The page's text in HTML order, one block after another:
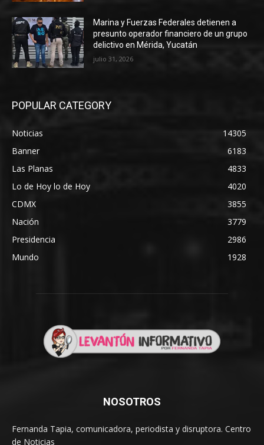
Marina y Fuerzas Federales detienen a
presunto operador financiero de un grupo
delictivo en Mérida, Yucatán
julio 31, 2026
POPULAR CATEGORY
Noticias
14305
Banner
6183
Las Planas
4833
Lo de Hoy lo de Hoy
4020
CDMX
3855
Nación
3779
Presidencia
2986
Mundo
1928
NOSOTROS
Fernanda Tapia, comunicadora, periodista y disruptora. Centro
de Noticias